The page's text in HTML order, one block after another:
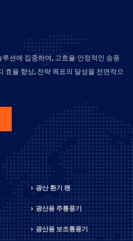
션에 집중하며, 고효율·안정적인 송풍
효율 향상, 전략 목표의 달성을 전면적으
광산 환기 팬
광산용 주통풍기
광산용 보조통풍기